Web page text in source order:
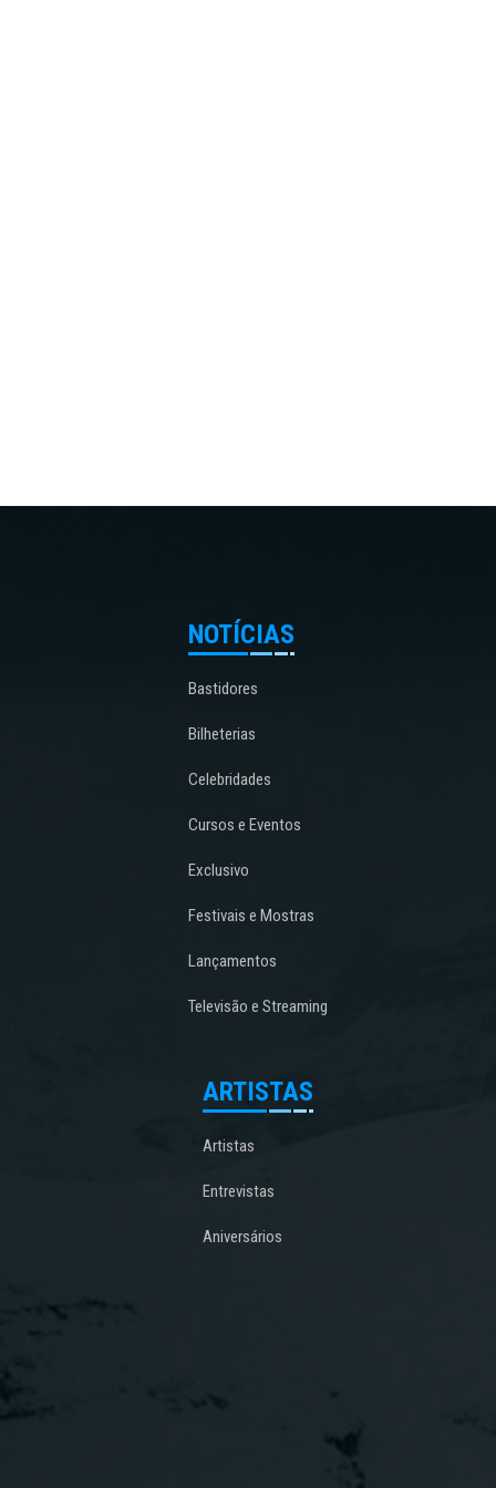
NOTÍCIAS
Bastidores
Bilheterias
Celebridades
Cursos e Eventos
Exclusivo
Festivais e Mostras
Lançamentos
Televisão e Streaming
ARTISTAS
Artistas
Entrevistas
Aniversários